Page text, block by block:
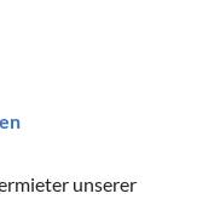
unserer